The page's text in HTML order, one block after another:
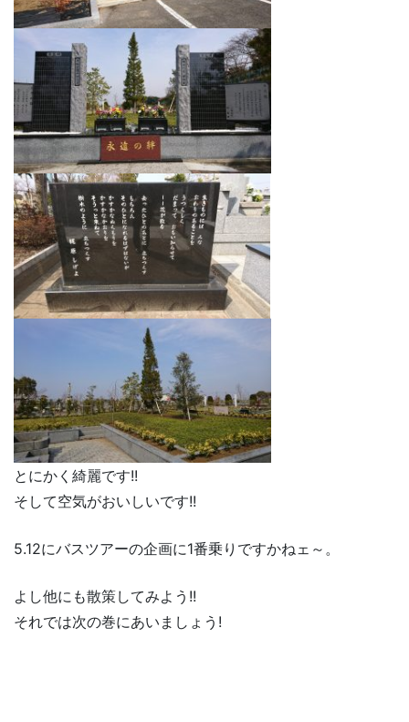
とにかく綺麗です!!
そして空気がおいしいです!!
5.12にバスツアーの企画に1番乗りですかねェ～。
よし他にも散策してみよう!!
それでは次の巻にあいましょう!